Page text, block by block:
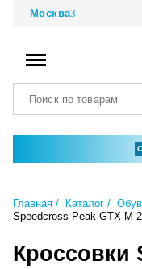
Москва
Главная Каталог
Speedcross Peak GTX M
Кроссовки